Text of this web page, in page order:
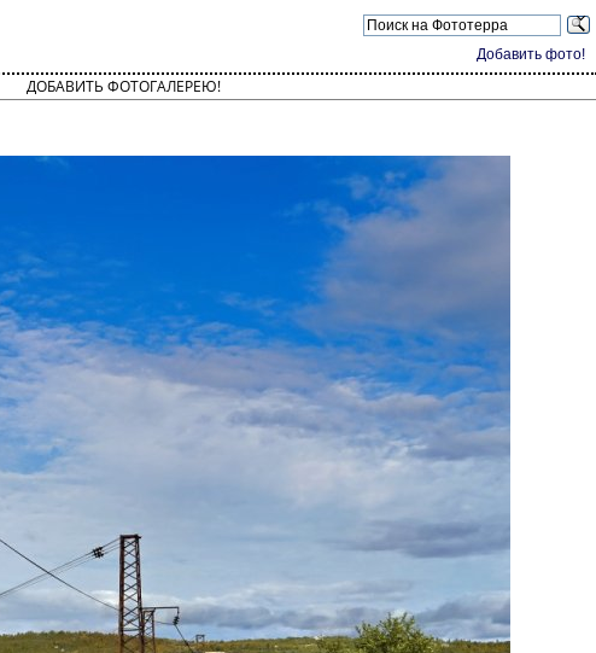
Добавить фото!
ДОБАВИТЬ ФОТОГАЛЕРЕЮ!